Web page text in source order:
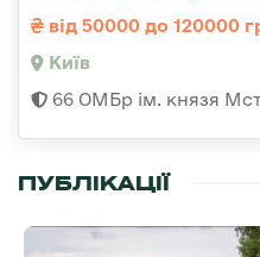
від 50000 до 120000
Київ
66 ОМБр ім. князя
ПУБЛІКАЦІЇ